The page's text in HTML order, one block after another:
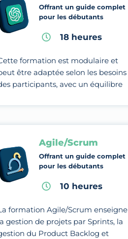
Offrant un guide complet
pour les débutants
18 heures
formation est modulaire et
être adaptée selon les besoins
participants, avec un équilibre
Agile/Scrum
Offrant un guide complet
pour les débutants
10 heures
formation Agile/Scrum enseigne
gestion de projets par Sprints, la
du Product Backlog et